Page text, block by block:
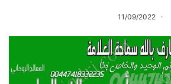
11/09/2022